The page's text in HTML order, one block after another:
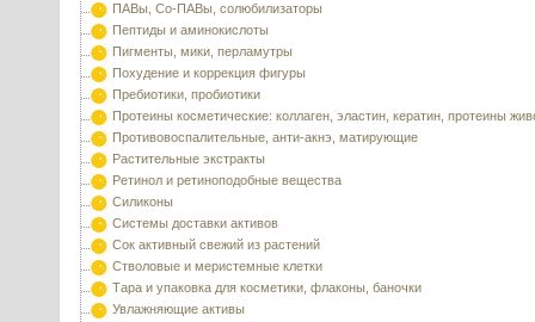
ПАВы, Со-ПАВы, солюбилизаторы
Пептиды и аминокислоты
Пигменты, мики, перламутры
Похудение и коррекция фигуры
Пребиотики, пробиотики
Протеины косметические: коллаген, эластин, кератин, протеины
Противовоспалительные, анти-акнэ, матирующие
Растительные экстракты
Ретинол и ретиноподобные вещества
Силиконы
Системы доставки активов
Сок активный свежий из растений
Стволовые и меристемные клетки
Тара и упаковка для косметики, флаконы, баночки
Увлажняющие активы